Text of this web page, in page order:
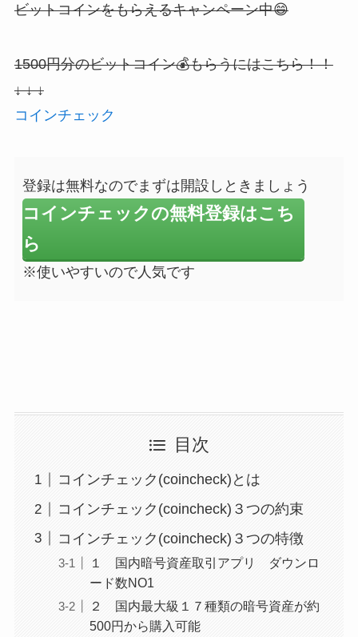
ビットコインをもらえるキャンペーン中😄
1500円分のビットコイン💰もらうにはこちら！！
↓ ↓ ↓
コインチェック
登録は無料なのでまずは開設しときましょう
コインチェックの無料登録はこち
ら
※使いやすいので人気です
目次
コインチェック(coincheck)とは
コインチェック(coincheck)３つの約束
コインチェック(coincheck)３つの特徴
１ 国内暗号資産取引アプリ ダウンロ
ード数NO1
２ 国内最大級１７種類の暗号資産が約
500円から購入可能